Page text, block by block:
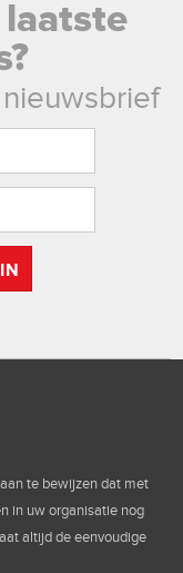
te bewijzen dat met
in uw organisatie nog
altijd de eenvoudige